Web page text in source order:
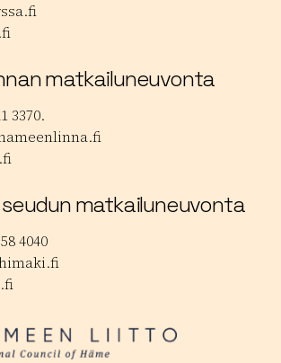
matkailuneuvonta
3370.
matkailuneuvonta
4040